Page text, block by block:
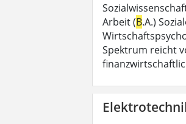
Arbeit (B.A.)
Spektrum reicht